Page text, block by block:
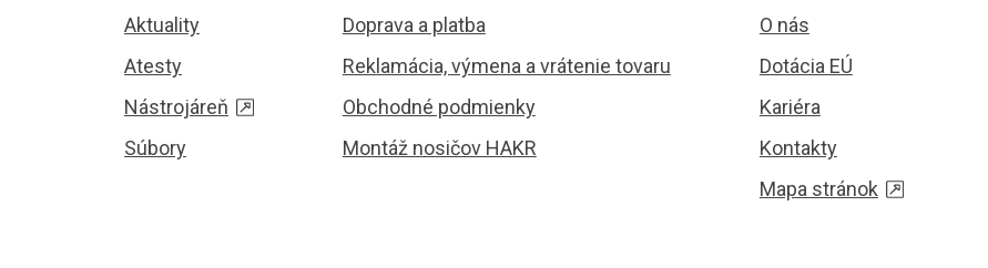
Aktuality
Atesty
Nástrojáreň
Súbory
Doprava a platba
Reklamácia, výmena a vrátenie tovaru
Obchodné podmienky
Montáž nosičov HAKR
O nás
Dotácia EÚ
Kariéra
Kontakty
Mapa stránok